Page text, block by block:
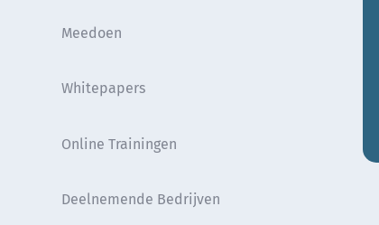
Meedoen
Whitepapers
Online Trainingen
Deelnemende Bedrijven